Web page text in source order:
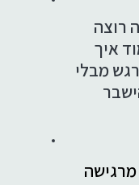
רוצה
איך
מבלי